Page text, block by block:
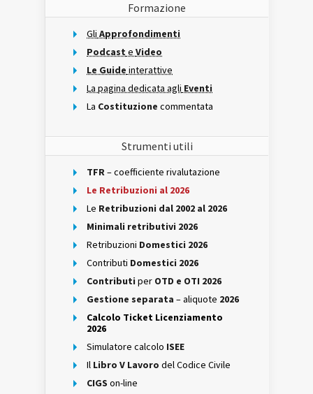
Formazione
Gli Approfondimenti
Podcast e Video
Le Guide interattive
La pagina dedicata agli Eventi
La Costituzione commentata
Strumenti utili
TFR– coefficiente rivalutazione
Le Retribuzioni al 2026
Le Retribuzioni dal 2002 al 2026
Minimali retributivi 2026
Retribuzioni Domestici 2026
Contributi Domestici 2026
Contributi per OTD e OTI 2026
Gestione separata – aliquote 2026
Calcolo Ticket Licenziamento
2026
Simulatore calcolo ISEE
Il Libro V Lavoro del Codice Civile
CIGS on-line